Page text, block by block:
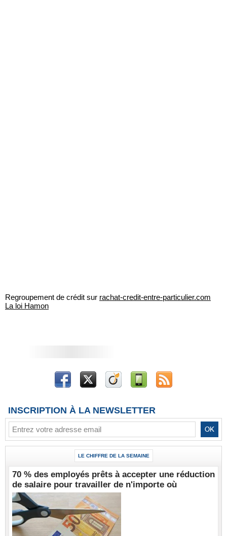
Regroupement de crédit sur rachat-credit-entre-particulier.com
La loi Hamon
INSCRIPTION À LA NEWSLETTER
LE CHIFFRE DE LA SEMAINE
70 % des employés prêts à accepter une réduction
de salaire pour travailler de n'importe où